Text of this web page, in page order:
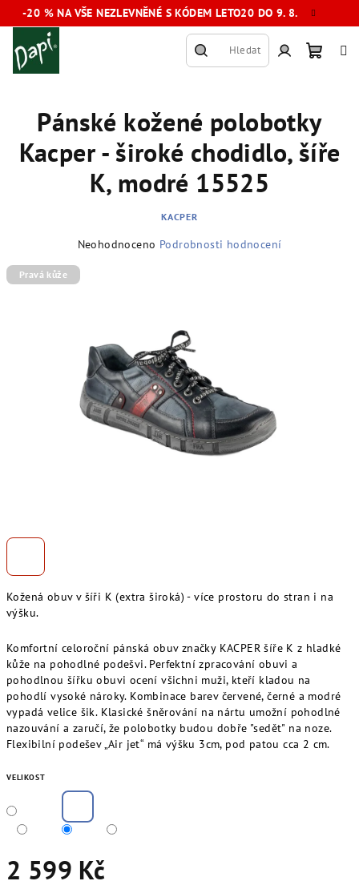
Přejít
na
-20 % NA VŠE NEZLEVNĚNÉ S KÓDEM LETO20 DO 9. 8.
Hledat
košík
Kožená obuv v šíři K (extra široká) - více prostoru do stran i na
výšku.
Komfortní celoroční pánská obuv značky KACPER šíře K z hladké
kůže na pohodlné podešvi. Perfektní zpracování obuvi a
pohodlnou šířku obuvi ocení všichni muži, kteří kladou na
pohodlí vysoké nároky. Kombinace barev červené, černé a modré
vypadá velice šik. Klasické šněrování na nártu umožní pohodlné
nazouvání a zaručí, že polobotky budou dobře "sedět" na noze.
Flexibilní podešev „Air jet“ má výšku 3cm, pod patou cca 2 cm.
VELIKOST
2 599 Kč
Pánské kožené polobotky
Kacper - široké chodidlo, šíře
K, modré 15525
KACPER
produktu
Neohodnoceno Podrobnosti hodnocení
Pravá kůže